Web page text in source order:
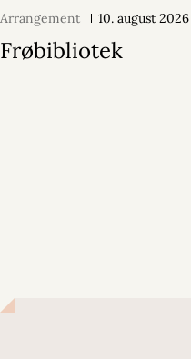
Arrangement 10. august 2026
Frøbibliotek